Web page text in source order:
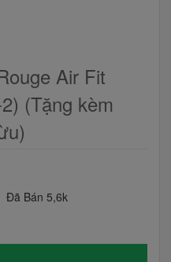
Air Fit
(Tặng kèm
Đã Bán 5,6k